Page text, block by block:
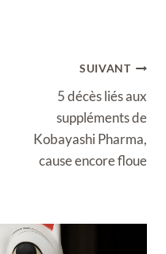
SUIVANT
5 décès liés aux
suppléments de
Kobayashi Pharma,
cause encore floue